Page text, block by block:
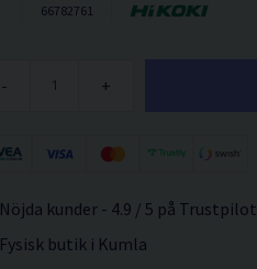
66782761
- +
Nöjda kunder - 4.9 / 5 på Trustpilot
Fysisk butik i Kumla